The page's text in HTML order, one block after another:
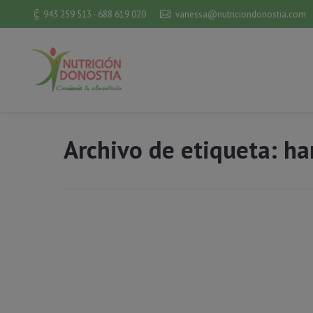
943 259 513 · 688 619 020 vanessa@nutriciondonostia.com
Archivo de etiqueta: